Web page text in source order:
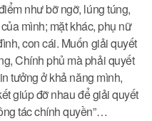
như bỡ ngỡ, lúng túng,
mình; mặt khác, phụ nữ
con cái. Muốn giải quyết
Chính phủ mà phải quyết
tưởng ở khả năng mình,
giúp đỡ nhau để giải quyết
tác chính quyền”…